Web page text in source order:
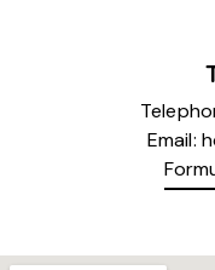
Email: